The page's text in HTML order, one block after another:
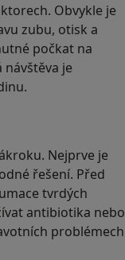
Obvykle je
zubu, otisk a
počkat na
je
Nejprve je
řešení. Před
tvrdých
antibiotika nebo
problémech